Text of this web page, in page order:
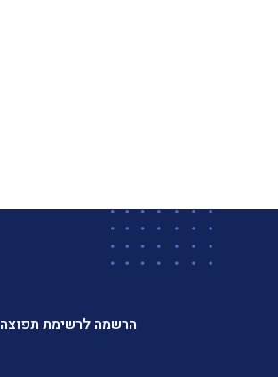
הרשמה לרשימת תפוצה